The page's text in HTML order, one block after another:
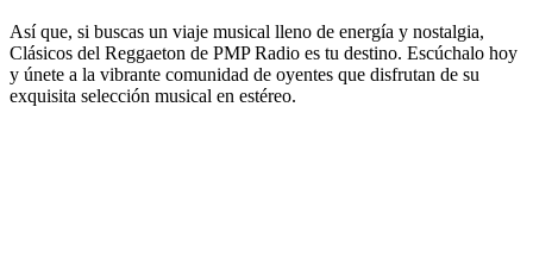
Así que, si buscas un viaje musical lleno de energía y nostalgia,
Clásicos del Reggaeton de PMP Radio es tu destino. Escúchalo hoy
y únete a la vibrante comunidad de oyentes que disfrutan de su
exquisita selección musical en estéreo.